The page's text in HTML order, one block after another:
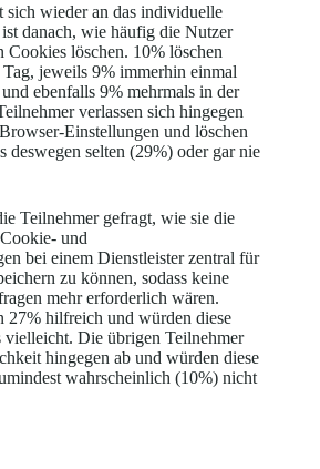
sich wieder an das individuelle
danach, wie häufig die Nutzer
Cookies löschen. 10% löschen
Tag, jeweils 9% immerhin einmal
ebenfalls 9% mehrmals in der
verlassen sich hingegen
Einstellungen und löschen
deswegen selten (29%) oder gar nie
Teilnehmer gefragt, wie sie die
und
bei einem Dienstleister zentral für
zu können, sodass keine
mehr erforderlich wären.
27% hilfreich und würden diese
vielleicht. Die übrigen Teilnehmer
hingegen ab und würden diese
wahrscheinlich (10%) nicht